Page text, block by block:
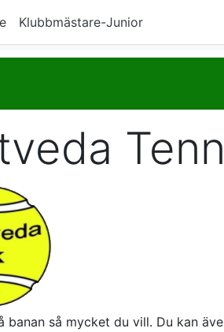
Klubbmästare-Junior
så mycket du vill. Du kan